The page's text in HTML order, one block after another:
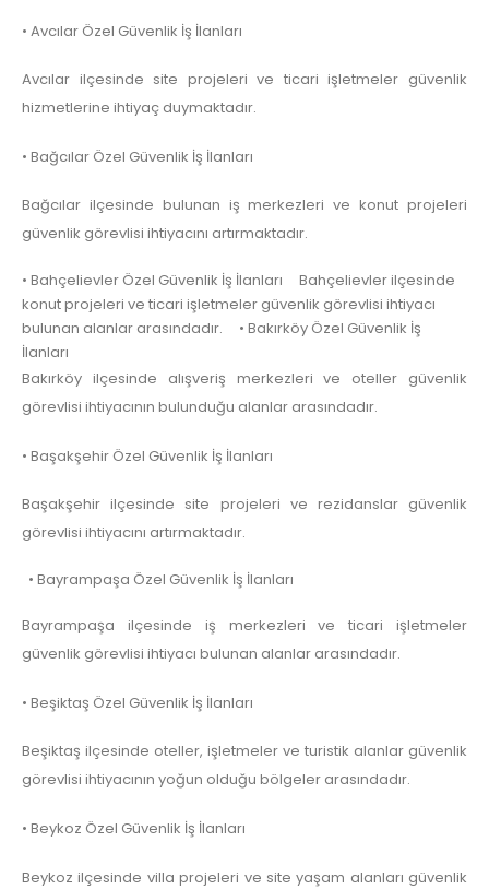
• Avcılar Özel Güvenlik İş İlanları
Avcılar ilçesinde site projeleri ve ticari işletmeler güvenlik
hizmetlerine ihtiyaç duymaktadır.
• Bağcılar Özel Güvenlik İş İlanları
Bağcılar ilçesinde bulunan iş merkezleri ve konut projeleri
güvenlik görevlisi ihtiyacını artırmaktadır.
• Bahçelievler Özel Güvenlik İş İlanları Bahçelievler ilçesinde
konut projeleri ve ticari işletmeler güvenlik görevlisi ihtiyacı
bulunan alanlar arasındadır. • Bakırköy Özel Güvenlik İş
İlanları
Bakırköy ilçesinde alışveriş merkezleri ve oteller güvenlik
görevlisi ihtiyacının bulunduğu alanlar arasındadır.
• Başakşehir Özel Güvenlik İş İlanları
Başakşehir ilçesinde site projeleri ve rezidanslar güvenlik
görevlisi ihtiyacını artırmaktadır.
• Bayrampaşa Özel Güvenlik İş İlanları
Bayrampaşa ilçesinde iş merkezleri ve ticari işletmeler
güvenlik görevlisi ihtiyacı bulunan alanlar arasındadır.
• Beşiktaş Özel Güvenlik İş İlanları
Beşiktaş ilçesinde oteller, işletmeler ve turistik alanlar güvenlik
görevlisi ihtiyacının yoğun olduğu bölgeler arasındadır.
• Beykoz Özel Güvenlik İş İlanları
Beykoz ilçesinde villa projeleri ve site yaşam alanları güvenlik